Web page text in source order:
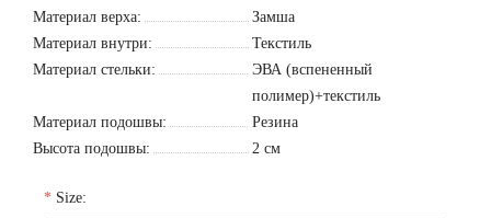
Материал верха:
Замша
Материал внутри:
Текстиль
Материал стельки:
ЭВА (вспененный
полимер)+текстиль
Материал подошвы:
Резина
Высота подошвы:
2 см
Size: